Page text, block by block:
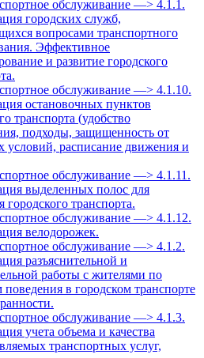
обслуживание —> 4.1.1.
городских служб,
вопросами транспортного
Эффективное
и развитие городского
обслуживание —> 4.1.10.
остановочных пунктов
транспорта (удобство
подходы, защищенность от
условий, расписание движения и
обслуживание —> 4.1.11.
выделенных полос для
городского транспорта.
обслуживание —> 4.1.12.
велодорожек.
обслуживание —> 4.1.2.
разъяснительной и
работы с жителями по
поведения в городском транспорте
обслуживание —> 4.1.3.
учета объема и качества
транспортных услуг,